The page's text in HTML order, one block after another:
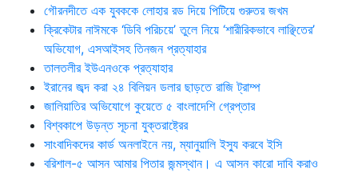
গৌরনদীতে এক যুবককে লোহার রড দিয়ে পিটিয়ে গুরুতর জখম
ক্রিকেটার নাঈমকে ‘ডিবি পরিচয়ে’ তুলে নিয়ে ‘শারীরিকভাবে লাঞ্ছিতের’
অভিযোগ, এসআইসহ তিনজন প্রত্যাহার
তালতলীর ইউএনওকে প্রত্যাহার
ইরানের জব্দ করা ২৪ বিলিয়ন ডলার ছাড়তে রাজি ট্রাম্প
জালিয়াতির অভিযোগে কুয়েতে ৫ বাংলাদেশি গ্রেপ্তার
বিশ্বকাপে উড়ন্ত সূচনা যুক্তরাষ্ট্রের
সাংবাদিকদের কার্ড অনলাইনে নয়, ম্যানুয়ালি ইস্যু করবে ইসি
বরিশাল-৫ আসন আমার পিতার জন্মস্থান। এ আসন কারো দাবি করাও